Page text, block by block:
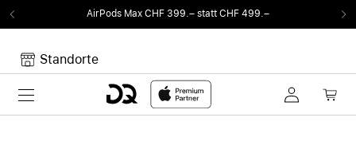
AirPods Max CHF 399.– statt CHF 499.–
Standorte
Toggle navigation